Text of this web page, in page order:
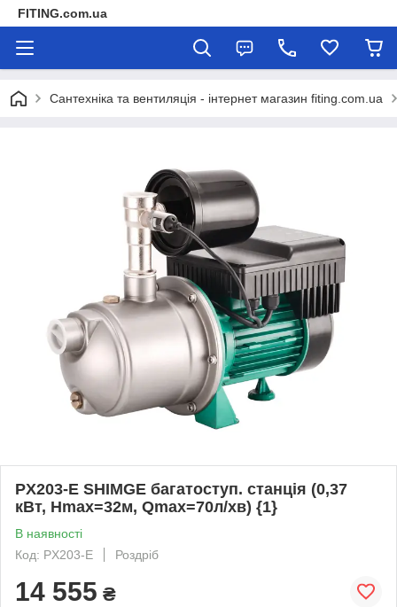
FITING.com.ua
Сантехніка та вентиляція - інтернет магазин fiting.com.ua
PX203-E SHIMGE багатоступ. станція (0,37
кВт, Нmax=32м, Qmax=70л/хв) {1}
В наявності
Код: PX203-E
Роздріб
14 555 ₴